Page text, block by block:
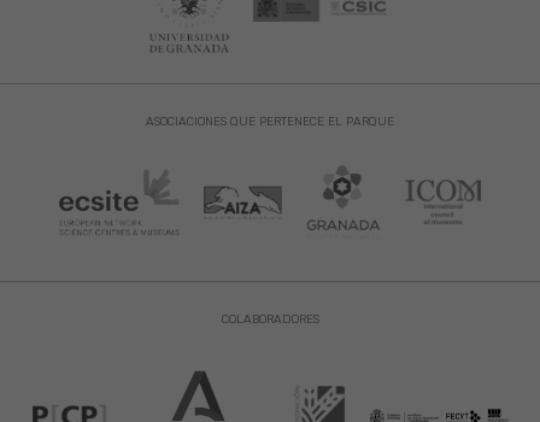
ASOCIACIONES QUE PERTENECE EL PARQUE
COLABORADORES